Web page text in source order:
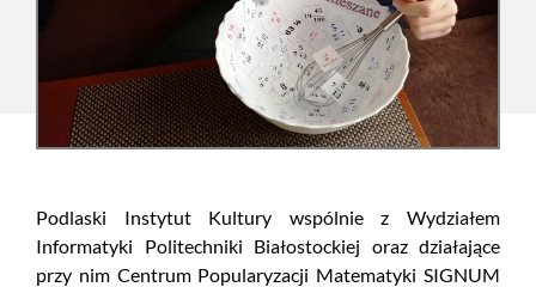
Podlaski Instytut Kultury wspólnie z Wydziałem
Informatyki Politechniki Białostockiej oraz działające
przy nim Centrum Popularyzacji Matematyki SIGNUM